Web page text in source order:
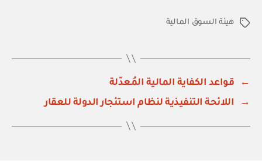
الوسومهيئة السوق المالية
←
قواعد الكفاية المالية المُعدّلة
→
اللائحة التنفيذية لنظام استئجار الدولة للعقار